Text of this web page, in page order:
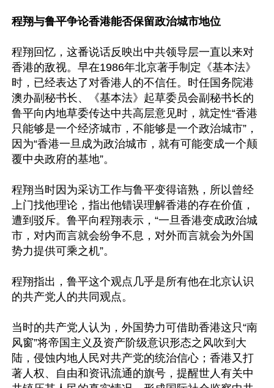
程翔与鲁平争论香港能否保留政治城市地位
程翔回忆，这番说话反映出中共领导层一直以来对
香港的敌视。早在1986年北京著手制定《基本法》
时，已经表达了对香港人的不信任。时任国务院港
澳办副秘书长、《基本法》起草委员会副秘书长的
鲁平向内地草委传达中共高层意见时，就定性“香港
只能够是一个经济城市，不能够是一个政治城市”，
因为“香港一旦成为政治城市，就有可能变成一个颠
覆中央政府的基地”。
程翔当时因为采访工作与鲁平变得谙熟，所以曾经
上门找他理论，指出他错误理解香港的存在价值，
遭到驳斥。鲁平向程翔表示，“一旦香港变成政治城
市，对内而言就会纷争不息，对外而言就会为外国
势力提供可乘之机”。
程翔指出，鲁平这个观点几乎是所有他在北京认识
的共产党人的共同观点。
当时的共产党人认为，外国势力可借助香港这只“南
风窗”将帝国主义及资产阶级意识形态之风吹到大
陆，侵蚀内地人民对共产党的统治信心；香港又打
著人权、自由和资讯流通的旗号，提醒世人有关中